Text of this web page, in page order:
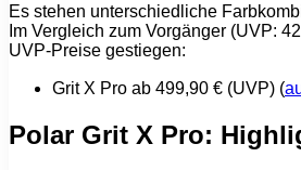
Es stehen unterschiedliche
Im Vergleich zum Vorgänger (UVP:
UVP-Preise gestiegen:
Grit X Pro ab 499,90 € (UVP) (
Polar Grit X Pro: